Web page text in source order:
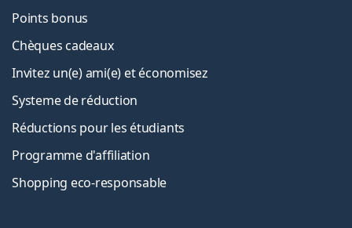
Points bonus
Chèques cadeaux
Invitez un(e) ami(e) et économisez
Systeme de réduction
Réductions pour les étudiants
Programme d'affiliation
Shopping eco-responsable